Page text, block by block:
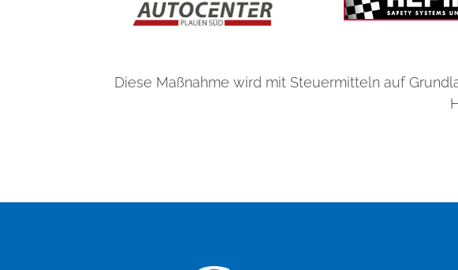
Diese Maßnahme wird mit Steuermitteln auf